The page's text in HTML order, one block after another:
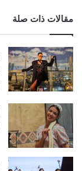
مقالات ذات صلة